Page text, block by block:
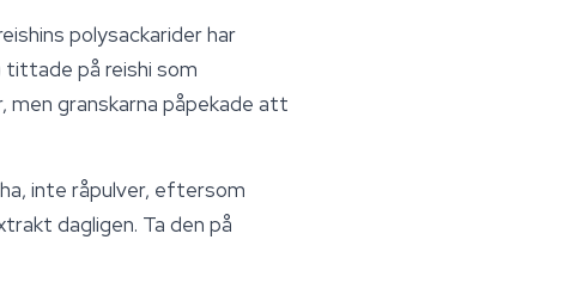
polysackarider har
tittade på reishi som
granskarna påpekade att
inte råpulver, eftersom
dagligen. Ta den på